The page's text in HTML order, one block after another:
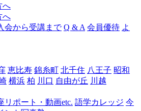
ャ
口
へ
へ
会から受講まで Q & A 会員優待 よ
恵比寿 錦糸町 北千住 八王子 昭和
横浜 柏 川口 自由が丘 川越
リポート・動画etc. 語学カレッジ 今